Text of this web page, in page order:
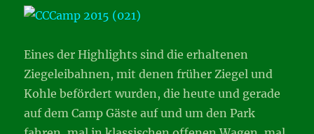
Eines der Highlights sind die erhaltenen
Ziegeleibahnen, mit denen früher Ziegel und
Kohle befördert wurden, die heute und gerade
auf dem Camp Gäste auf und um den Park